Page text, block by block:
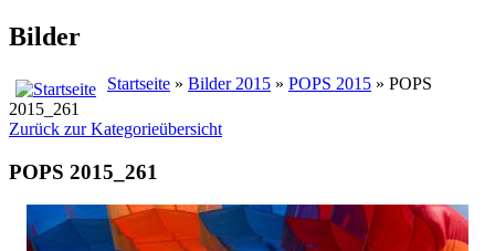
Bilder
Startseite » Bilder 2015 » POPS 2015 » POPS
2015_261
Zurück zur Kategorieübersicht
POPS 2015_261